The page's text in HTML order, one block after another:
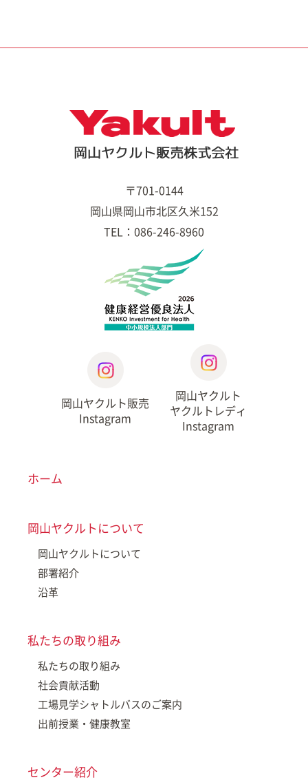
〒701-0144
岡山県岡山市北区久米152
TEL：086-246-8960
岡山ヤクルト販売
Instagram
岡山ヤクルト
ヤクルトレディ
Instagram
ホーム
岡山ヤクルトについて
岡山ヤクルトについて
部署紹介
沿革
私たちの取り組み
私たちの取り組み
社会貢献活動
工場見学シャトルバスのご案内
出前授業・健康教室
センター紹介